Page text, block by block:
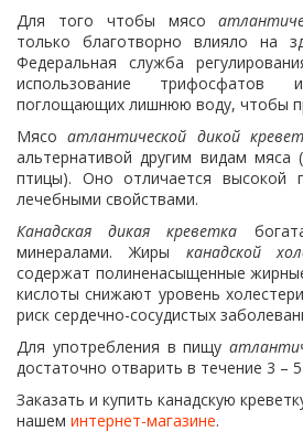
Для того чтобы мясо
только благотворно влияло на
Федеральная служба
использование трифосфатов
поглощающих лишнюю воду, чтобы
Мясоатлантической дикой
альтернативой другим видам мяса
птицы). Оно отличается высокой
лечебными свойствами.
Канадская дикая креветка
минералами. Жиры канадской
содержат полиненасыщенные
кислоты снижают уровень
риск сердечно-сосудистых
Для употребления в пищу
достаточно отварить в течение 3 –
Заказать и купить канадскую
нашем интернет-магазине.